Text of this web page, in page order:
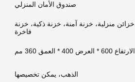
صندوق الأمان المنزلي
خزائن منزلية، خزنة آمنة، خزنة ذكية، خزنة
فاخرة
الارتفاع 600 * العرض 400 * العمق 360 مم
الذهب، يمكن تخصيصها